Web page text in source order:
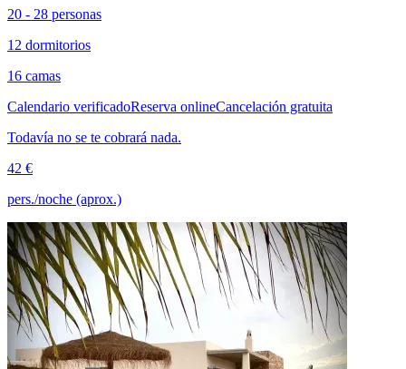
20 - 28 personas
12 dormitorios
16 camas
Calendario verificadoReserva onlineCancelación gratuita
Todavía no se te cobrará nada.
42 €
pers./noche (aprox.)